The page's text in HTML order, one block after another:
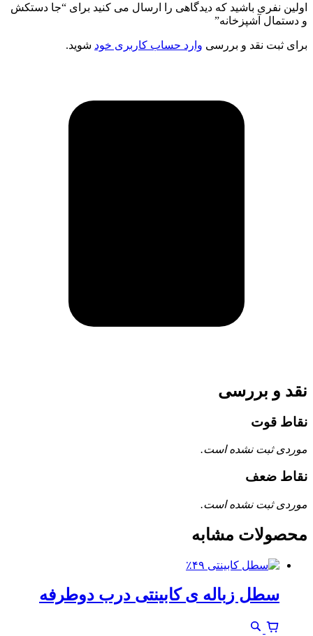
اولین نفری باشید که دیدگاهی را ارسال می کنید برای “جا دستکش
و دستمال آشپزخانه”
برای ثبت نقد و بررسی وارد حساب کاربری خود شوید.
نقد و بررسی
نقاط قوت
موردی ثبت نشده است.
نقاط ضعف
موردی ثبت نشده است.
محصولات مشابه
٪۴۹
سطل زباله ی کابینتی درب دوطرفه